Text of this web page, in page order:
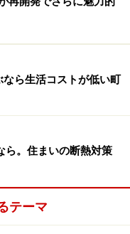
動産百考 vol.23」を
内容をご確認くださ
ら生活コストが低い町
ら。住まいの断熱対策
テーマ